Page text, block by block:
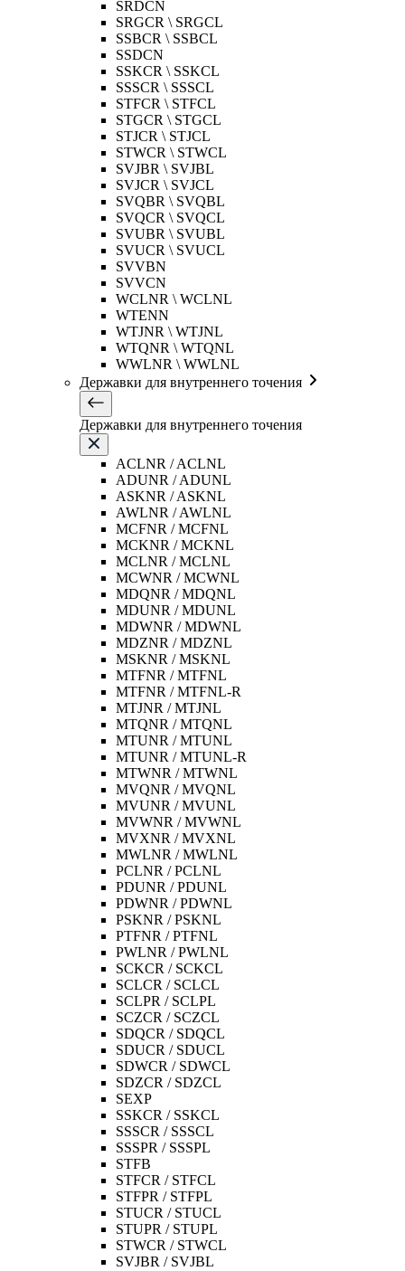
SRDCN
SRGCR \ SRGCL
SSBCR \ SSBCL
SSDCN
SSKCR \ SSKCL
SSSCR \ SSSCL
STFCR \ STFCL
STGCR \ STGCL
STJCR \ STJCL
STWCR \ STWCL
SVJBR \ SVJBL
SVJCR \ SVJCL
SVQBR \ SVQBL
SVQCR \ SVQCL
SVUBR \ SVUBL
SVUCR \ SVUCL
SVVBN
SVVCN
WCLNR \ WCLNL
WTENN
WTJNR \ WTJNL
WTQNR \ WTQNL
WWLNR \ WWLNL
Державки для внутреннего точения
Державки для внутреннего точения
ACLNR / ACLNL
ADUNR / ADUNL
ASKNR / ASKNL
AWLNR / AWLNL
MCFNR / MCFNL
MCKNR / MCKNL
MCLNR / MCLNL
MCWNR / MCWNL
MDQNR / MDQNL
MDUNR / MDUNL
MDWNR / MDWNL
MDZNR / MDZNL
MSKNR / MSKNL
MTFNR / MTFNL
MTFNR / MTFNL-R
MTJNR / MTJNL
MTQNR / MTQNL
MTUNR / MTUNL
MTUNR / MTUNL-R
MTWNR / MTWNL
MVQNR / MVQNL
MVUNR / MVUNL
MVWNR / MVWNL
MVXNR / MVXNL
MWLNR / MWLNL
PCLNR / PCLNL
PDUNR / PDUNL
PDWNR / PDWNL
PSKNR / PSKNL
PTFNR / PTFNL
PWLNR / PWLNL
SCKCR / SCKCL
SCLCR / SCLCL
SCLPR / SCLPL
SCZCR / SCZCL
SDQCR / SDQCL
SDUCR / SDUCL
SDWCR / SDWCL
SDZCR / SDZCL
SEXP
SSKCR / SSKCL
SSSCR / SSSCL
SSSPR / SSSPL
STFB
STFCR / STFCL
STFPR / STFPL
STUCR / STUCL
STUPR / STUPL
STWCR / STWCL
SVJBR / SVJBL